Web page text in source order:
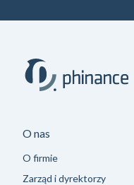
O nas
O firmie
Zarząd i dyrektorzy